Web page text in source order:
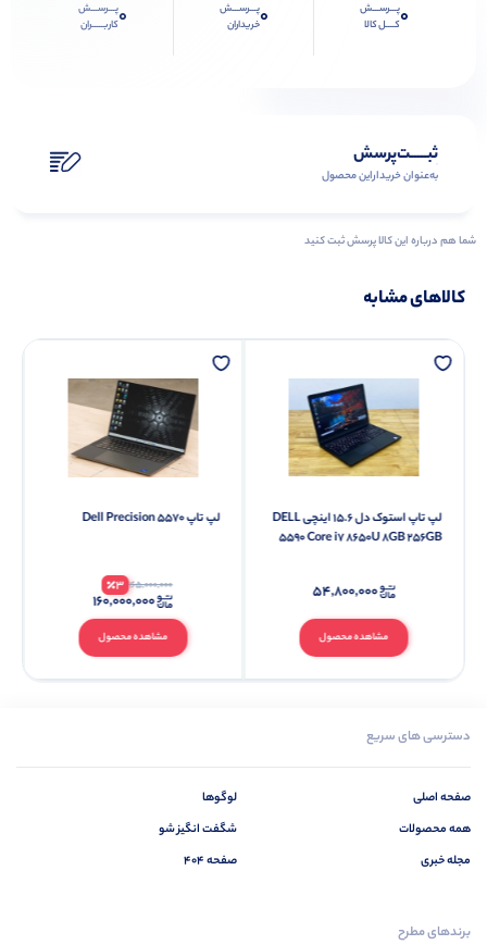
0پـــرســـش
کــــل کالا
0پـــرســـش
خریداران
0پـــرســـش
کاربـــــران
ثبـــــت‌پرسش
به‌عنوان ‌خریدار‌این‌ محصول
شما هم درباره این کالا پرسش ثبت کنید
کالاهای مشابه
لپ تاپ استوک دل 15.6 اینچی DELL
5590 Core i7 8650U 8GB 256GB
مشاهده محصول
۵۴,۸۰۰,۰۰۰
لپ تاپ Dell Precision 5570
مشاهده محصول
165,000,000
3
۱۶۰,۰۰۰,۰۰۰
دسترسی های سریع
صفحه اصلی
همه محصولات
مجله خبری
لوگوها
شگفت انگیز شو
صفحه 404
برندهای مطرح